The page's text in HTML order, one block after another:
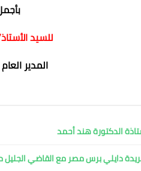
للسيد
المدير
الدكتورة هند أحمد
دايلي برس مصر مع القاضي